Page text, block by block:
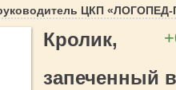
ЦКП
Кролик,
запеченный в